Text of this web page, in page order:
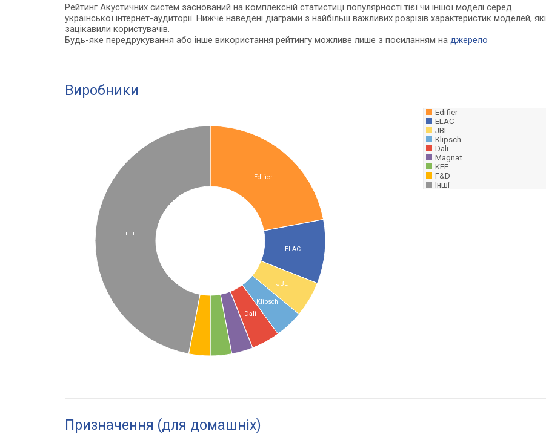
Рейтинг Акустичних систем заснований на комплексній статистиці популярності тієї чи іншої моделі серед
української інтернет-аудиторії. Нижче наведені діаграми з найбільш важливих розрізів характеристик моделей, які
зацікавили користувачів.
Будь-яке передрукування або інше використання рейтингу можливе лише з посиланням на джерело
Виробники
Edifier
ELAC
JBL
Klipsch
Dali
Magnat
KEF
F&D
Інші
Edifier
ELAC
JBL
Klipsch
Dali
Інші
Призначення (для домашніх)